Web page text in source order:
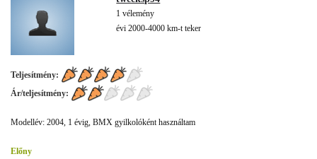
1 vélemény
évi 2000-4000 km-t teker
Teljesítmény:
Ár/teljesítmény:
Modellév: 2004, 1 évig, BMX gyilkolóként használtam
Előny